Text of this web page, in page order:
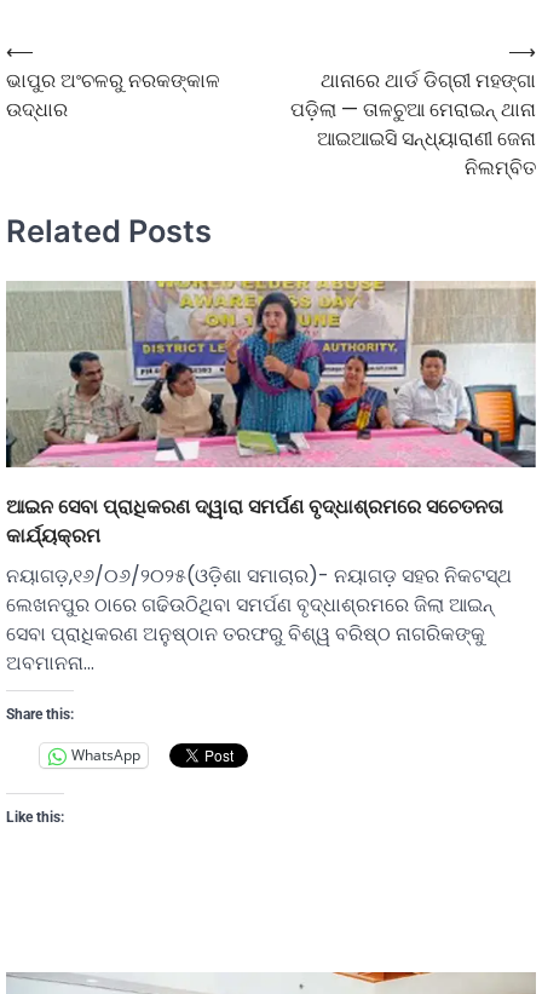
⟵
ଭାପୁର ଅଂଚଳରୁ ନରକଙ୍କାଳ
ଉଦ୍ଧାର
ଥାନାରେ ଥାର୍ଡ ଡିଗ୍ରୀ ମହଙ୍ଗା
ପଡ଼ିଲା — ତାଳଚୁଆ ମେରାଇନ୍ ଥାନା
ଆଇଆଇସି ସନ୍ଧ୍ୟାରାଣୀ ଜେନା
ନିଲମ୍ବିତ
⟶
Related Posts
ଆଇନ ସେବା ପ୍ରାଧିକରଣ ଦ୍ୱାରା ସମର୍ପଣ ବୃଦ୍ଧାଶ୍ରମରେ ସଚେତନତା
କାର୍ଯ୍ୟକ୍ରମ
ନୟାଗଡ଼,୧୬/୦୬/୨୦୨୫(ଓଡ଼ିଶା ସମାଚାର)- ନୟାଗଡ଼ ସହର ନିକଟସ୍ଥ
ଲେଖନପୁର ଠାରେ ଗଢିଉଠିଥିବା ସମର୍ପଣ ବୃଦ୍ଧାଶ୍ରମରେ ଜିଲା ଆଇନ୍
ସେବା ପ୍ରାଧିକରଣ ଅନୁଷ୍ଠାନ ତରଫରୁ ବିଶ୍ୱ ବରିଷ୍ଠ ନାଗରିକଙ୍କୁ
ଅବମାନନା…
Share this:
WhatsApp
Like this: